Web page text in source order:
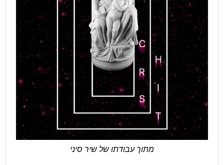
מתוך עבודתו של שיר סיני